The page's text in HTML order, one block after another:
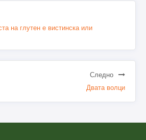
на глутен е вистинска или
Следно
Двата волци